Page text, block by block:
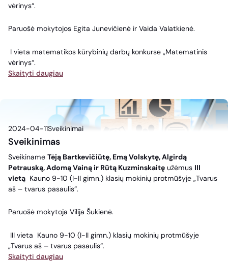
vėrinys“.
Paruošė mokytojos Egita Junevičienė ir Vaida Valatkienė.
I vieta matematikos kūrybinių darbų konkurse „Matematinis
vėrinys“.
Skaityti daugiau
2024-04-11Sveikinimai
Sveikinimas
Sveikiname Tėją Bartkevičiūtę, Emą Volskytę, Algirdą
Petrauską, Adomą Vainą ir Rūtą Kuzminskaitę užėmus III
vietą Kauno 9-10 (I-II gimn.) klasių mokinių protmūšyje „Tvarus
aš – tvarus pasaulis“.
Paruošė mokytoja Vilija Šukienė.
III vieta Kauno 9-10 (I-II gimn.) klasių mokinių protmūšyje
„Tvarus aš – tvarus pasaulis“.
Skaityti daugiau